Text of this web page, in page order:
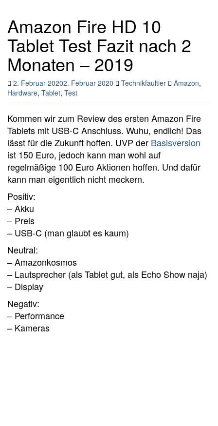
Amazon Fire HD 10
Tablet Test Fazit nach 2
Monaten – 2019
2. Februar 20202. Februar 2020 Technikfaultier Amazon,
Hardware, Tablet, Test
Kommen wir zum Review des ersten Amazon Fire
Tablets mit USB-C Anschluss. Wuhu, endlich! Das
lässt für die Zukunft hoffen. UVP der Basisversion
ist 150 Euro, jedoch kann man wohl auf
regelmäßige 100 Euro Aktionen hoffen. Und dafür
kann man eigentlich nicht meckern.
Positiv:
– Akku
– Preis
– USB-C (man glaubt es kaum)
Neutral:
– Amazonkosmos
– Lautsprecher (als Tablet gut, als Echo Show naja)
– Display
Negativ:
– Performance
– Kameras